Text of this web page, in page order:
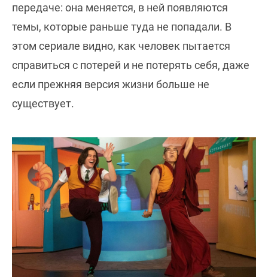
передаче: она меняется, в ней появляются
темы, которые раньше туда не попадали. В
этом сериале видно, как человек пытается
справиться с потерей и не потерять себя, даже
если прежняя версия жизни больше не
существует.